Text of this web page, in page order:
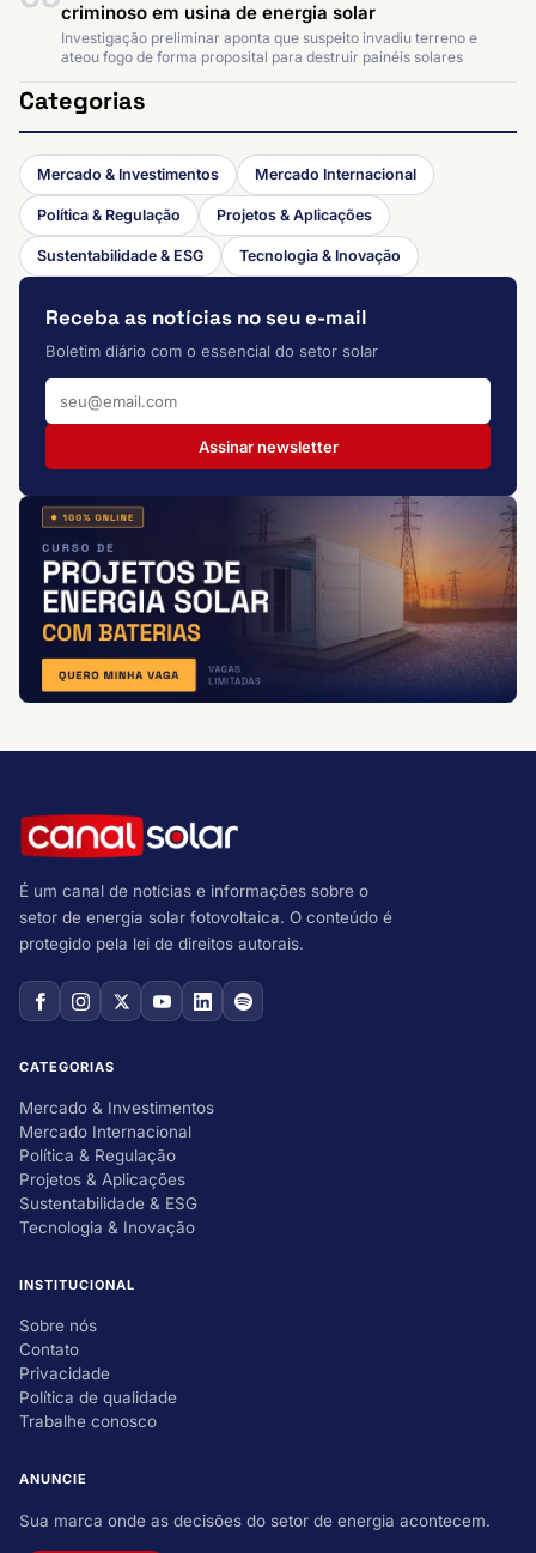
criminoso em usina de energia solar
Investigação preliminar aponta que suspeito invadiu terreno e
ateou fogo de forma proposital para destruir painéis solares
Categorias
Mercado & Investimentos Mercado Internacional
Política & Regulação Projetos & Aplicações
Sustentabilidade & ESG Tecnologia & Inovação
Receba as notícias no seu e-mail
Boletim diário com o essencial do setor solar
Assinar newsletter
É um canal de notícias e informações sobre o
setor de energia solar fotovoltaica. O conteúdo é
protegido pela lei de direitos autorais.
CATEGORIAS
Mercado & Investimentos
Mercado Internacional
Política & Regulação
Projetos & Aplicações
Sustentabilidade & ESG
Tecnologia & Inovação
INSTITUCIONAL
Sobre nós
Contato
Privacidade
Política de qualidade
Trabalhe conosco
ANUNCIE
Sua marca onde as decisões do setor de energia acontecem.